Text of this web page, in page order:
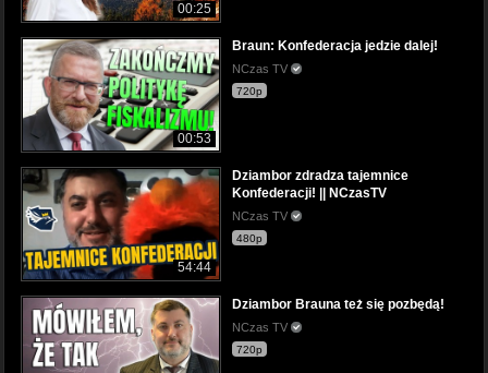
00:25
00:53
Braun: Konfederacja jedzie dalej!
NCzas TV
720p
54:44
Dziambor zdradza tajemnice
Konfederacji! || NCzasTV
NCzas TV
480p
Dziambor Brauna też się pozbędą!
NCzas TV
720p